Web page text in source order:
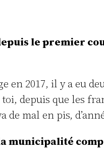
le premier
en 2017, il y a eu
depuis que les
mal en pis,
municipalité